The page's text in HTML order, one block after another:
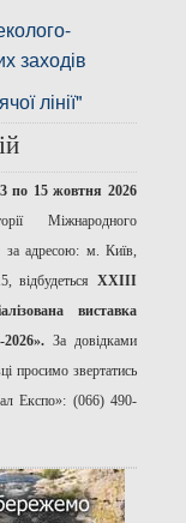
заходів
лінії"
по 15 жовтня 2026
Міжнародного
за адресою: м. Київ,
відбудеться ХХІІІ
виставка
За довідками
просимо звертатись
Експо»: (066) 490-